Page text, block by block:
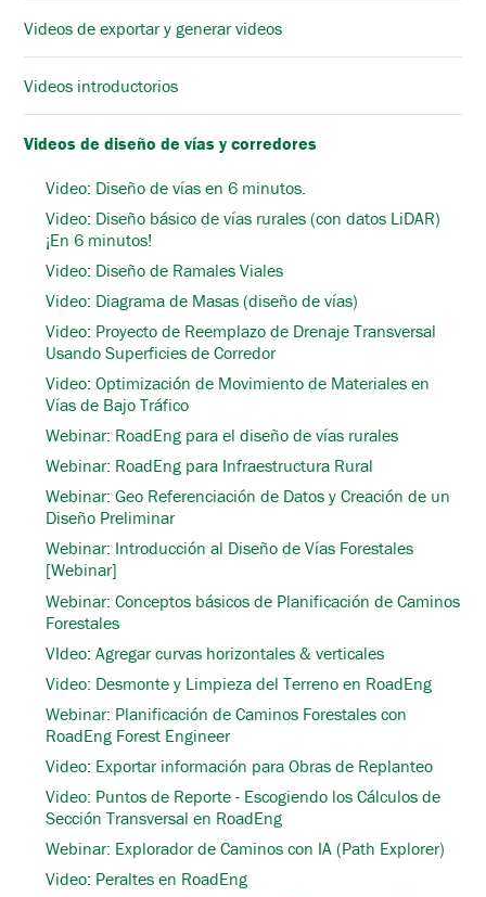
Videos de exportar y generar videos
Videos introductorios
Videos de diseño de vías y corredores
Video: Diseño de vías en 6 minutos.
Video: Diseño básico de vías rurales (con datos LiDAR)
¡En 6 minutos!
Video: Diseño de Ramales Viales
Video: Diagrama de Masas (diseño de vías)
Video: Proyecto de Reemplazo de Drenaje Transversal
Usando Superficies de Corredor
Video: Optimización de Movimiento de Materiales en
Vías de Bajo Tráfico
Webinar: RoadEng para el diseño de vías rurales
Webinar: RoadEng para Infraestructura Rural
Webinar: Geo Referenciación de Datos y Creación de un
Diseño Preliminar
Webinar: Introducción al Diseño de Vías Forestales
[Webinar]
Webinar: Conceptos básicos de Planificación de Caminos
Forestales
VIdeo: Agregar curvas horizontales & verticales
Video: Desmonte y Limpieza del Terreno en RoadEng
Webinar: Planificación de Caminos Forestales con
RoadEng Forest Engineer
Video: Exportar información para Obras de Replanteo
Video: Puntos de Reporte - Escogiendo los Cálculos de
Sección Transversal en RoadEng
Webinar: Explorador de Caminos con IA (Path Explorer)
Video: Peraltes en RoadEng